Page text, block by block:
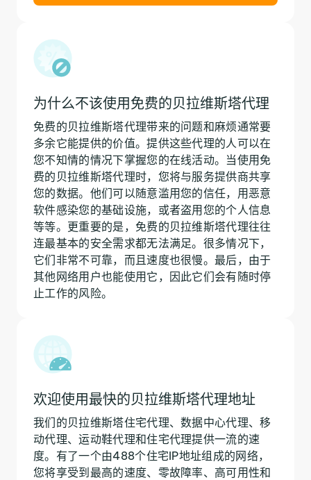
为什么不该使用免费的贝拉维斯塔代理
免费的贝拉维斯塔代理带来的问题和麻烦通常要
多余它能提供的价值。提供这些代理的人可以在
您不知情的情况下掌握您的在线活动。当使用免
费的贝拉维斯塔代理时，您将与服务提供商共享
您的数据。他们可以随意滥用您的信任，用恶意
软件感染您的基础设施，或者盗用您的个人信息
等等。更重要的是，免费的贝拉维斯塔代理往往
连最基本的安全需求都无法满足。很多情况下，
它们非常不可靠，而且速度也很慢。最后，由于
其他网络用户也能使用它，因此它们会有随时停
止工作的风险。
欢迎使用最快的贝拉维斯塔代理地址
我们的贝拉维斯塔住宅代理、数据中心代理、移
动代理、运动鞋代理和住宅代理提供一流的速
度。有了一个由488个住宅IP地址组成的网络，
您将享受到最高的速度、零故障率、高可用性和